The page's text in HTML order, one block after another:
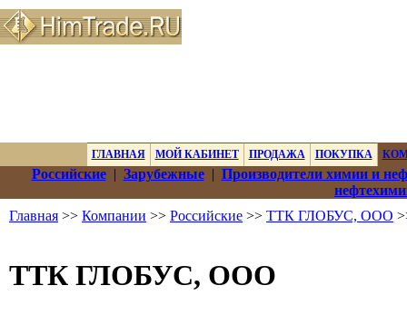
ГЛАВНАЯ МОЙ КАБИНЕТ ПРОДАЖА ПОКУПКА
Российские| Зарубежные| Производители химии и
Главная >> Компании >> Российские >> ТТК ГЛОБУС, ООО
ТТК ГЛОБУС, ООО